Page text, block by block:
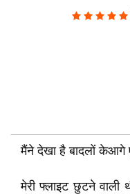
मैंने देखा है बादलों केआगे
मेरी फ्लाइट छुटने वाली